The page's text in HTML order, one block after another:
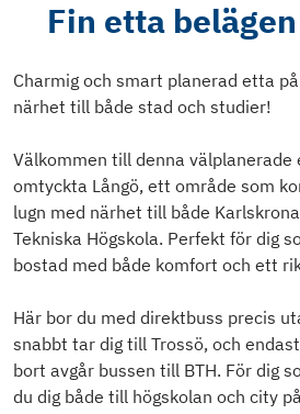
Fin etta
Charmig och smart planerad etta
närhet till både stad och studier!
Välkommen till denna välplanerade
omtyckta Långö, ett område som
lugn med närhet till både
Tekniska Högskola. Perfekt för dig
bostad med både komfort och ett
Här bor du med direktbuss precis
snabbt tar dig till Trossö, och
bort avgår bussen till BTH. För dig
du dig både till högskolan och city